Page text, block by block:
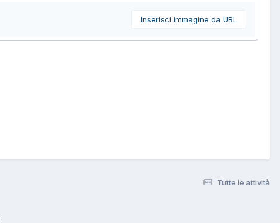
Inserisci immagine da URL
Tutte le attività